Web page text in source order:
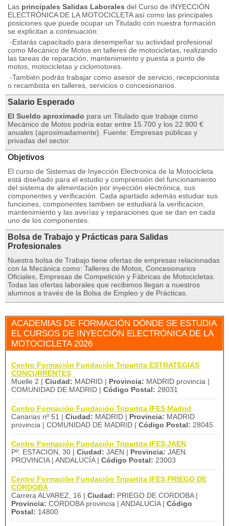
Las principales Salidas Laborales del Curso de INYECCIÓN
ELECTRÓNICA DE LA MOTOCICLETA así como las principales
posiciones que puede ocupar un Titulado con nuestra formación
se explicitan a continuación:
-Estarás capacitado para desempeñar su actividad profesional
como Mecánico de Motos en talleres de motocicletas, realizando
las tareas de reparación, mantenimiento y puesta a punto de
motos, motocicletas y ciclomotores.
-También podrás trabajar como asesor de servicio, recepcionista
o recambista en talleres, servicios o concesionarios.
Salario Esperado
El Sueldo aproximado para un Titulado que trabaje como
Mecánico de Motos podría estar entre 15.700 y los 22.900 €
anuales (aproximadamente). Fuente: Empresas públicas y
privadas del sector.
Objetivos
El curso de Sistemas de Inyección Electronica de la Motocicleta
está diseñado para el estudio y comprensión del funcionamiento
del sistema de alimentación por inyección electrónica, sus
componentes y verificación. Cada apartado además estudiar sus
funciones, componentes tambien se estudiará la verificacion,
mantenimiento y las averías y reparaciones que se dan en cada
uno de los componentes.
Bolsa de Trabajo y Prácticas para Salidas
Profesionales
Nuestra bolsa de Trabajo tiene ofertas de empresas relacionadas
con la Mecánica como: Talleres de Motos, Concesionarios
Oficiales, Empresas de Competición y Fábricas de Motocicletas.
Todas las ofertas laborales que recibimos llegan a nuestros
alumnos a través de la Bolsa de Empleo y de Prácticas.
ACADEMIAS DE FORMACIÓN DÓNDE SE ESTUDIA
EL CURSOS DE INYECCIÓN ELECTRÓNICA DE LA
MOTOCICLETA 2026
Centro Formación Fundación Tripartita ESTRATEGIAS
CONCURRENTES
Muelle 2 | Ciudad: MADRID | Provincia: MADRID provincia |
COMUNIDAD DE MADRID | Código Postal: 28031
Centro Formación Fundación Tripartita IFES Madrid
Canarias nº 51 | Ciudad: MADRID | Provincia: MADRID
provincia | COMUNIDAD DE MADRID | Código Postal: 28045
Centro Formación Fundación Tripartita IFES JAEN
Pº. ESTACION, 30 | Ciudad: JAEN | Provincia: JAEN
PROVINCIA | ANDALUCÍA | Código Postal: 23003
Centro Formación Fundación Tripartita IFES PRIEGO DE
CORDOBA
Carrera ALVAREZ, 16 | Ciudad: PRIEGO DE CORDOBA |
Provincia: CORDOBA provincia | ANDALUCÍA | Código
Postal: 14800